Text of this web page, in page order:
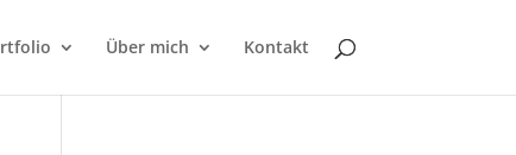
Über mich Kontakt